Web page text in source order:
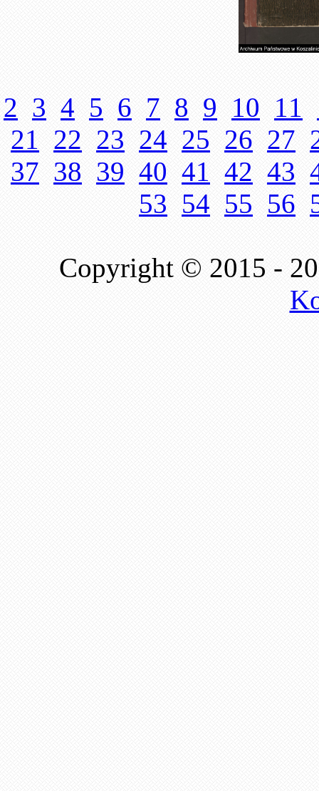
2 3 4 5 6 7 8 9 10 11
21 22 23 24 25 26 27
37 38 39 40 41 42 43
53 54 55 56
Copyright © 2015 -